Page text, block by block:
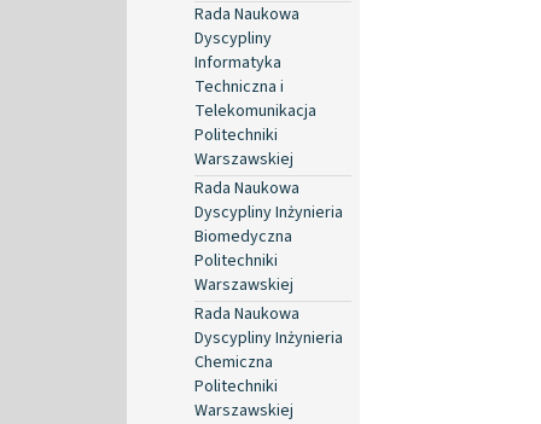
Rada Naukowa
Dyscypliny
Informatyka
Techniczna i
Telekomunikacja
Politechniki
Warszawskiej
Rada Naukowa
Dyscypliny Inżynieria
Biomedyczna
Politechniki
Warszawskiej
Rada Naukowa
Dyscypliny Inżynieria
Chemiczna
Politechniki
Warszawskiej